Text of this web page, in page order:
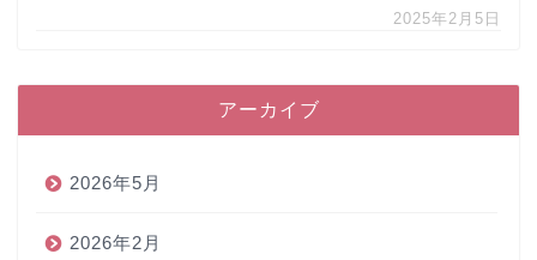
2025年2月5日
アーカイブ
2026年5月
2026年2月